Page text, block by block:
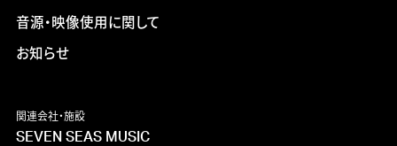
音源・映像使用に関して
お知らせ
関連会社・施設
SEVEN SEAS MUSIC